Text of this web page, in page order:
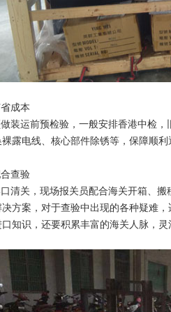
成本
装运前预检验，一般安排香港中检
露电线、核心部件除锈等，保障顺
查验
清关，现场报关员配合海关开箱、
方案，对于查验中出现的各种疑难
知识，还要积累丰富的海关人脉，灵